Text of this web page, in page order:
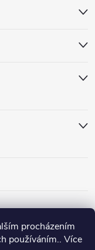
procházením
používáním.. Více